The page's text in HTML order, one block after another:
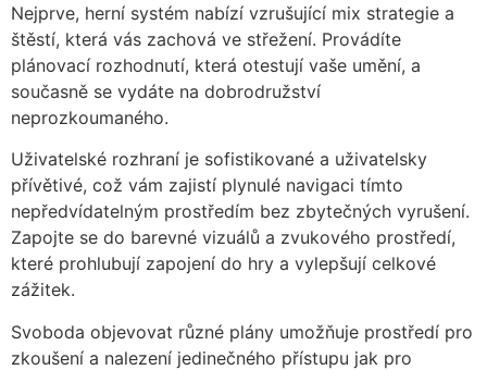
Nejprve, herní systém nabízí vzrušující mix strategie a
štěstí, která vás zachová ve střežení. Provádíte
plánovací rozhodnutí, která otestují vaše umění, a
současně se vydáte na dobrodružství
neprozkoumaného.
Uživatelské rozhraní je sofistikované a uživatelsky
přívětivé, což vám zajistí plynulé navigaci tímto
nepředvídatelným prostředím bez zbytečných vyrušení.
Zapojte se do barevné vizuálů a zvukového prostředí,
které prohlubují zapojení do hry a vylepšují celkové
zážitek.
Svoboda objevovat různé plány umožňuje prostředí pro
zkoušení a nalezení jedinečného přístupu jak pro